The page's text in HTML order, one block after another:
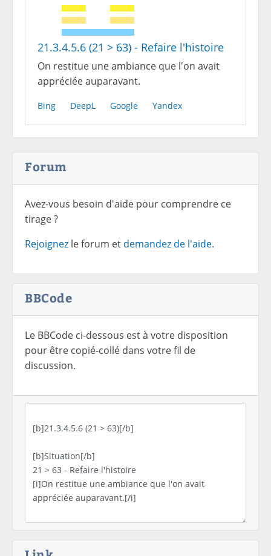
21.3.4.5.6 (21 > 63) - Refaire l'histoire
On restitue une ambiance que l'on avait
appréciée auparavant.
Bing DeepL Google Yandex
Forum
Avez-vous besoin d'aide pour comprendre ce
tirage ?
Rejoignez le forum et demandez de l'aide.
BBCode
Le BBCode ci-dessous est à votre disposition
pour être copié-collé dans votre fil de
discussion.